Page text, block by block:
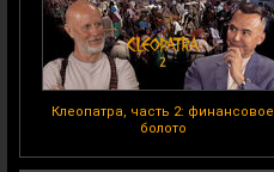
Клеопатра, часть 2: финансовое
болото